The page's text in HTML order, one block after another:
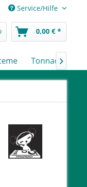
Service/Hilfe
0,00 € *
Tonnadeln
